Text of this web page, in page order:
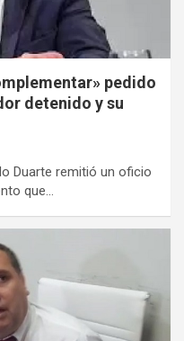
pedido
detenido y su
Duarte remitió un oficio
que…